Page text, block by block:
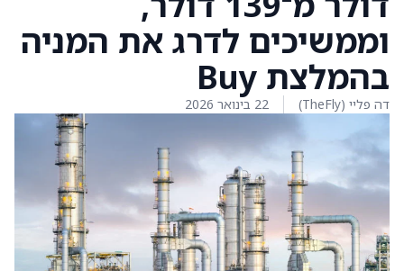
וממשיכים לדרג את המניה
בהמלצת Buy
דה פליי (TheFly) 22 בינואר 2026